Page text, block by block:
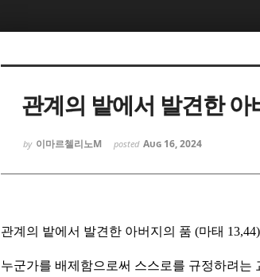
관계의 밭에서 발견한
by 이마르첼리노M posted Aug 16, 2024
관계의 밭에서 발견한 아버지의 품 (마태 13,44)
누군가를 배제함으로써 스스로를 규정하려는
Sketchbook5, 스케치북5
Sketchbook5, 스케치북5